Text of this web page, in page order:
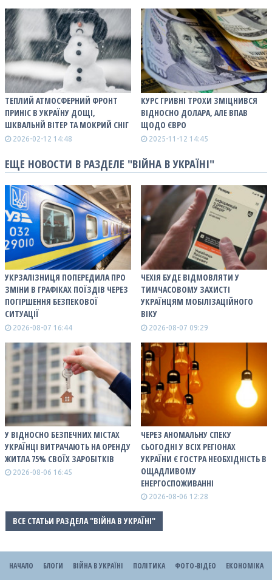
ТЕПЛИЙ АТМОСФЕРНИЙ ФРОНТ
ПРИНІС В УКРАЇНУ ДОЩІ,
ШКВАЛЬНЙ ВІТЕР ТА МОКРИЙ СНІГ
2026-02-12 14:48
КУРС ГРИВНІ ТРОХИ ЗМІЦНИВСЯ
ВІДНОСНО ДОЛАРА, АЛЕ ВПАВ
ЩОДО ЄВРО
2025-11-12 14:45
ЕЩЕ НОВОСТИ В РАЗДЕЛЕ "ВІЙНА В УКРАЇНІ"
УКРЗАЛІЗНИЦЯ ПОПЕРЕДИЛА ПРО
ЗМІНИ В ГРАФІКАХ ПОЇЗДІВ ЧЕРЕЗ
ПОГІРШЕННЯ БЕЗПЕКОВОЇ
СИТУАЦІЇ
2026-08-07 16:44
ЧЕХІЯ БУДЕ ВІДМОВЛЯТИ У
ТИМЧАСОВОМУ ЗАХИСТІ
УКРАЇНЦЯМ МОБІЛІЗАЦІЙНОГО
ВІКУ
2026-08-07 09:29
У ВІДНОСНО БЕЗПЕЧНИХ МІСТАХ
УКРАЇНЦІ ВИТРАЧАЮТЬ НА ОРЕНДУ
ЖИТЛА 75% СВОЇХ ЗАРОБІТКІВ
2026-08-06 16:45
ЧЕРЕЗ АНОМАЛЬНУ СПЕКУ
СЬОГОДНІ У ВСІХ РЕГІОНАХ
УКРАЇНИ Є ГОСТРА НЕОБХІДНІСТЬ В
ОЩАДЛИВОМУ
ЕНЕРГОСПОЖИВАННІ
2026-08-06 12:28
ВСЕ СТАТЬИ РАЗДЕЛА "ВІЙНА В УКРАЇНІ"
НАЧАЛО БЛОГИ ВІЙНА В УКРАЇНІ ПОЛІТИКА ФОТО-ВІДЕО ЕКОНОМІКА